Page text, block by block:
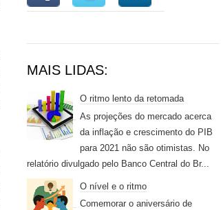
MAIS LIDAS:
O ritmo lento da retomada
As projeções do mercado acerca
da inflação e crescimento do PIB
para 2021 não são otimistas. No
relatório divulgado pelo Banco Central do Br...
O nível e o ritmo
Comemorar o aniversário de